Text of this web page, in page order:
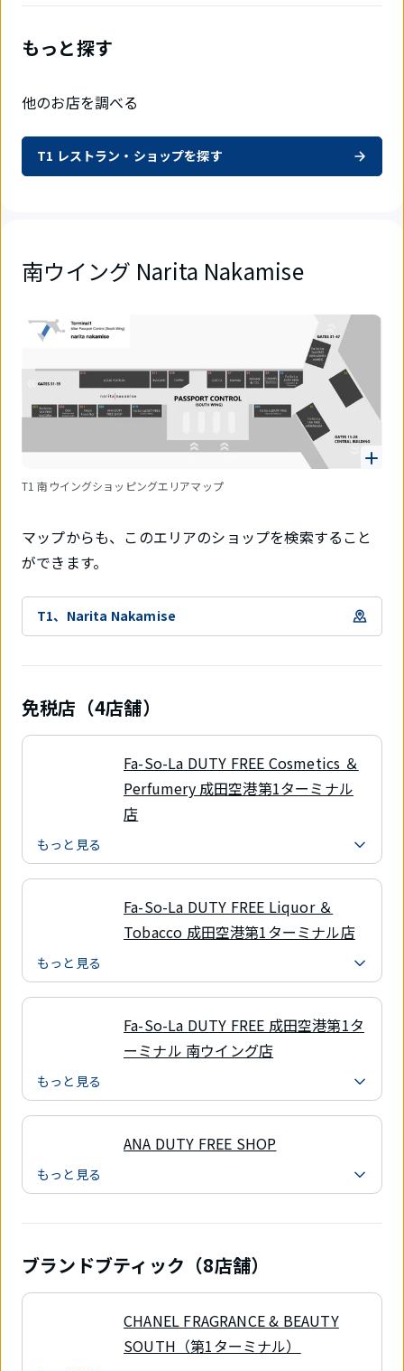
もっと探す
他のお店を調べる
T1 レストラン・ショップを探す
南ウイング Narita Nakamise
T1 南ウイングショッピングエリアマップ
マップからも、このエリアのショップを検索すること
ができます。
T1、Narita Nakamise
免税店（4店舗）
Fa-So-La DUTY FREE Cosmetics ＆
Perfumery 成田空港第1ターミナル
店
もっと見る
Fa-So-La DUTY FREE Liquor ＆
Tobacco 成田空港第1ターミナル店
もっと見る
Fa-So-La DUTY FREE 成田空港第1タ
ーミナル 南ウイング店
もっと見る
ANA DUTY FREE SHOP
もっと見る
ブランドブティック（8店舗）
CHANEL FRAGRANCE & BEAUTY
SOUTH（第1ターミナル）